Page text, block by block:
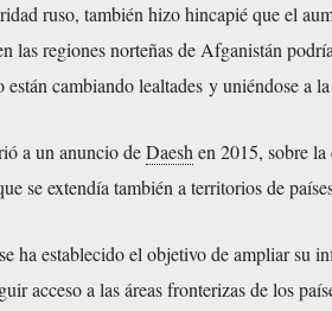
ruso, también hizo hincapié que el
las regiones norteñas de Afganistán
están cambiando lealtades y uniéndose a
a un anuncio deDaeshen 2015, sobre la
se extendía también a territorios de
ha establecido el objetivo de ampliar su
acceso a las áreas fronterizas de los